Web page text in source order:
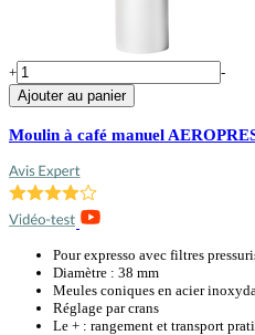
+
-
Ajouter au panier
Moulin à café manuel
Pour expresso avec filtres
Diamètre : 38 mm
Meules coniques en acier
Réglage par crans
Le + : rangement et transport